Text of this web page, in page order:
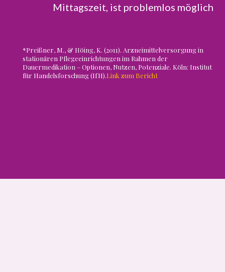
Mittagszeit, ist problemlos möglich
*Preißner, M., & Höing, K. (2011). Arzneimittelversorgung in
stationären Pflegeeinrichtungen im Rahmen der
Dauermedikation – Optionen, Nutzen, Potenziale. Köln: Institut
für Handelsforschung (IfH).Link zum Bericht